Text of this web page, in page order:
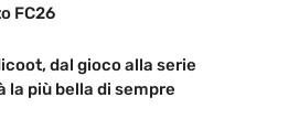
FC26
dal gioco alla serie
la più bella di sempre